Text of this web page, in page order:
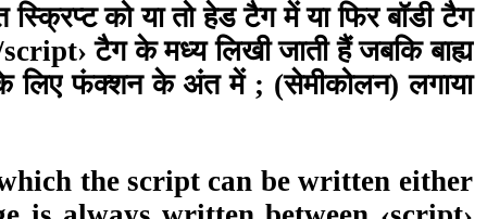
को या तो हेड टैग में या फिर बॉडी टैग
टैग के मध्य लिखी जाती हैं जबकि बाह्य
के लिए फंक्शन के अंत में ; (सेमीकोलन) लगाया
the script can be written either